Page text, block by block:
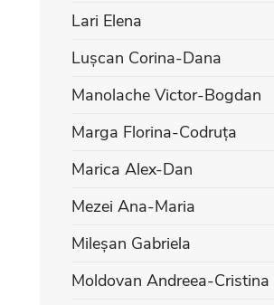
Lari Elena
Lușcan Corina-Dana
Manolache Victor-Bogdan
Marga Florina-Codruța
Marica Alex-Dan
Mezei Ana-Maria
Mileșan Gabriela
Moldovan Andreea-Cristina